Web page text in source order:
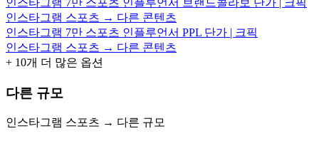
인스타그램 7만 스포츠 인플루언서 브랜드콜라보 단가 | 크픽
인스타그램 스포츠 → 다른 콘텐츠
인스타그램 7만 스포츠 인플루언서 PPL 단가 | 크픽
인스타그램 스포츠 → 다른 콘텐츠
+ 10개 더 많은 옵션
다른 규모
인스타그램 스포츠 → 다른 규모